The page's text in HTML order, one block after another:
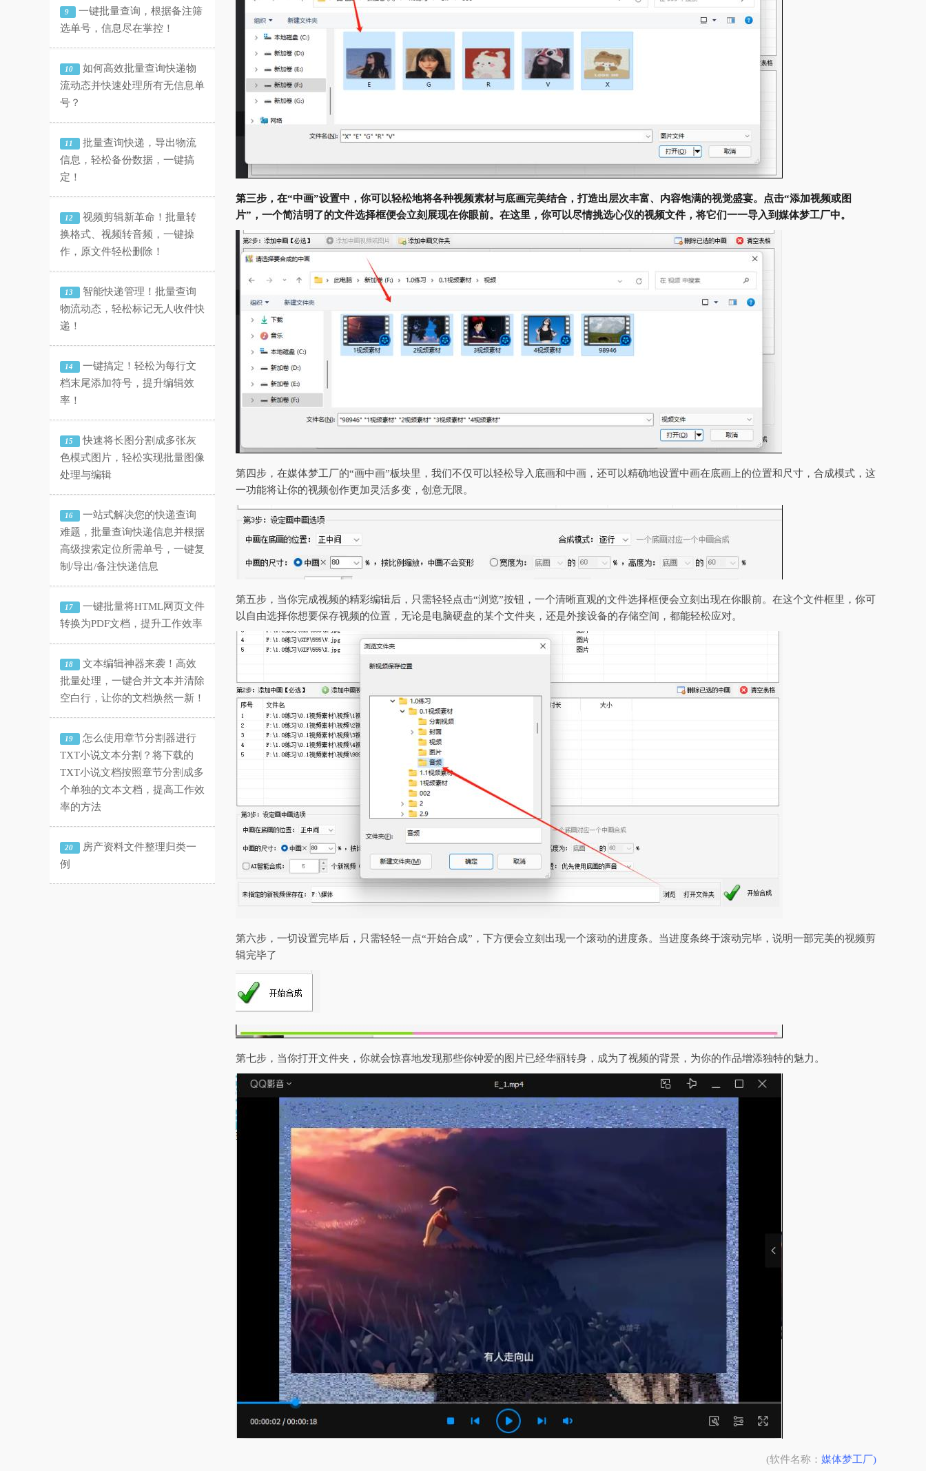
9
一键批量查询，根据备注筛
选单号，信息尽在掌控！
10
如何高效批量查询快递物
流动态并快速处理所有无信息单
号？
11
批量查询快递，导出物流
信息，轻松备份数据，一键搞
定！
12
视频剪辑新革命！批量转
换格式、视频转音频，一键操
作，原文件轻松删除！
13
智能快递管理！批量查询
物流动态，轻松标记无人收件快
递！
14
一键搞定！轻松为每行文
档末尾添加符号，提升编辑效
率！
15
快速将长图分割成多张灰
色模式图片，轻松实现批量图像
处理与编辑
16
一站式解决您的快递查询
难题，批量查询快递信息并根据
高级搜索定位所需单号，一键复
制/导出/备注快递信息
17
一键批量将HTML网页文件
转换为PDF文档，提升工作效率
18
文本编辑神器来袭！高效
批量处理，一键合并文本并清除
空白行，让你的文档焕然一新！
19
怎么使用章节分割器进行
TXT小说文本分割？将下载的
TXT小说文档按照章节分割成多
个单独的文本文档，提高工作效
率的方法
20
房产资料文件整理归类一
例
第三步，在“中画”设置中，你可以轻松地将各种视频素材与底画完美结合，打造出层次丰富、内容饱满的视觉盛宴。点击“添加视频或图
片”，一个简洁明了的文件选择框便会立刻展现在你眼前。在这里，你可以尽情挑选心仪的视频文件，将它们一一导入到媒体梦工厂中。
第四步，在媒体梦工厂的“画中画”板块里，我们不仅可以轻松导入底画和中画，还可以精确地设置中画在底画上的位置和尺寸，合成模式，这
一功能将让你的视频创作更加灵活多变，创意无限。
第五步，当你完成视频的精彩编辑后，只需轻轻点击“浏览”按钮，一个清晰直观的文件选择框便会立刻出现在你眼前。在这个文件框里，你可
以自由选择你想要保存视频的位置，无论是电脑硬盘的某个文件夹，还是外接设备的存储空间，都能轻松应对。
第六步，一切设置完毕后，只需轻轻一点“开始合成”，下方便会立刻出现一个滚动的进度条。当进度条终于滚动完毕，说明一部完美的视频剪
辑完毕了
第七步，当你打开文件夹，你就会惊喜地发现那些你钟爱的图片已经华丽转身，成为了视频的背景，为你的作品增添独特的魅力。
(软件名称： 媒体梦工厂)